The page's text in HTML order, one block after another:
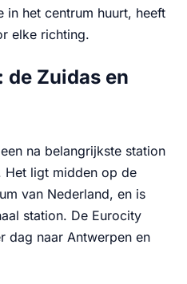
in het centrum huurt, heeft
elke richting.
de Zuidas en
na belangrijkste station
Het ligt midden op de
van Nederland, en is
station. De Eurocity
dag naar Antwerpen en